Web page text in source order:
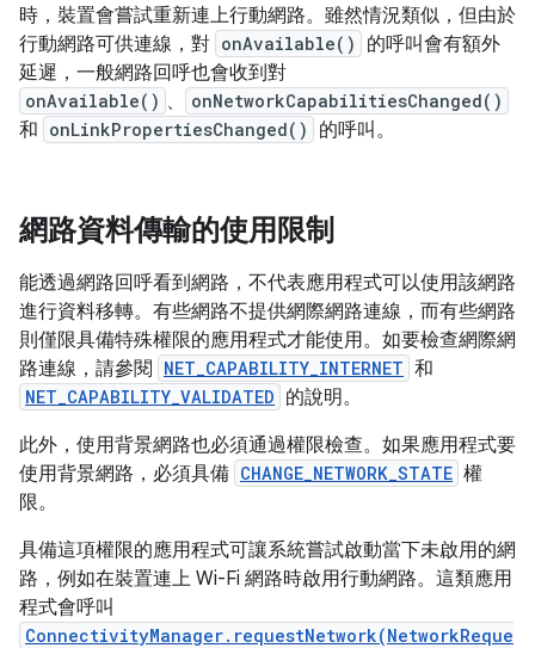
時，裝置會嘗試重新連上行動網路。雖然情況類似，但由於
行動網路可供連線，對 onAvailable()
的呼叫會有額外
延遲，一般網路回呼也會收到對
onAvailable() 、 onNetworkCapabilitiesChanged()
和 onLinkPropertiesChanged() 的呼叫。
網路資料傳輸的使用限制
能透過網路回呼看到網路，不代表應用程式可以使用該網路
進行資料移轉。有些網路不提供網際網路連線，而有些網路
則僅限具備特殊權限的應用程式才能使用。如要檢查網際網
路連線，請參閱 NET_CAPABILITY_INTERNET 和
NET_CAPABILITY_VALIDATED 的說明。
此外，使用背景網路也必須通過權限檢查。如果應用程式要
使用背景網路，必須具備 CHANGE_NETWORK_STATE 權
限。
具備這項權限的應用程式可讓系統嘗試啟動當下未啟用的網
路，例如在裝置連上 Wi-Fi 網路時啟用行動網路。這類應用
程式會呼叫
ConnectivityManager.requestNetwork(NetworkReque